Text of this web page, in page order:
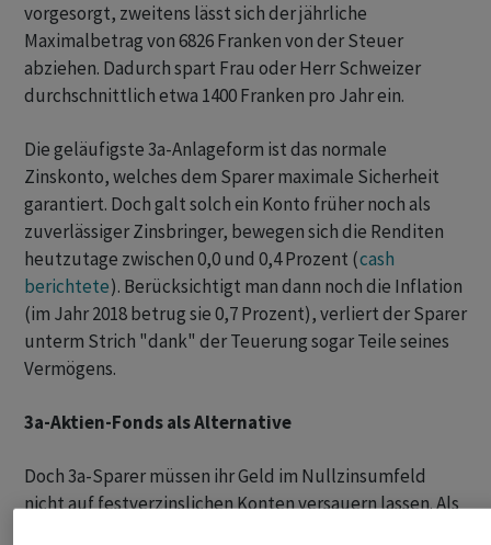
vorgesorgt, zweitens lässt sich der jährliche
Maximalbetrag von 6826 Franken von der Steuer
abziehen. Dadurch spart Frau oder Herr Schweizer
durchschnittlich etwa 1400 Franken pro Jahr ein.
Die geläufigste 3a-Anlageform ist das normale
Zinskonto, welches dem Sparer maximale Sicherheit
garantiert. Doch galt solch ein Konto früher noch als
zuverlässiger Zinsbringer, bewegen sich die Renditen
heutzutage zwischen 0,0 und 0,4 Prozent (cash
berichtete). Berücksichtigt man dann noch die Inflation
(im Jahr 2018 betrug sie 0,7 Prozent), verliert der Sparer
unterm Strich "dank" der Teuerung sogar Teile seines
Vermögens.
3a-Aktien-Fonds als Alternative
Doch 3a-Sparer müssen ihr Geld im Nullzinsumfeld
nicht auf festverzinslichen Konten versauern lassen. Als